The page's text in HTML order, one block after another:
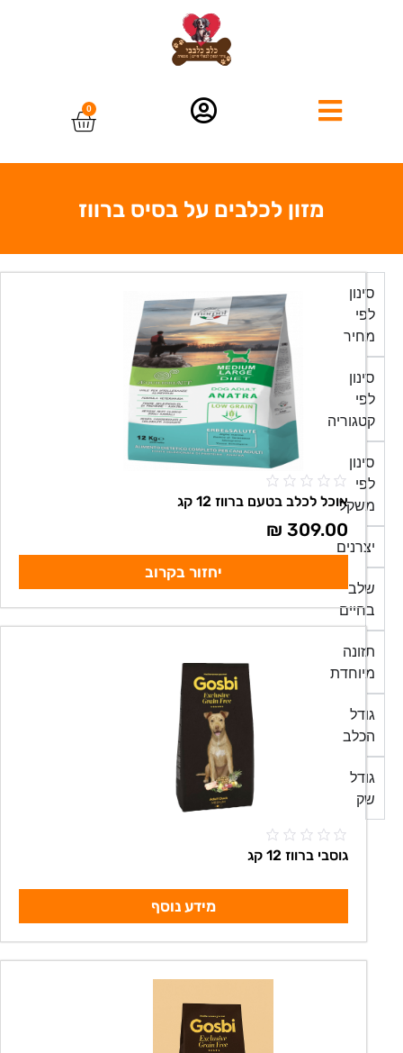
0
מזון לכלבים על בסיס ברווז
סינון
לפי
מחיר
סינון
לפי
קטגוריה
סינון
לפי
משקל
יצרנים
שלב
בחיים
תזונה
מיוחדת
גודל
הכלב
גודל
שק
אוכל לכלב בטעם ברווז 12 קג
309.00
₪
יחזור בקרוב
גוסבי ברווז 12 קג
מידע נוסף